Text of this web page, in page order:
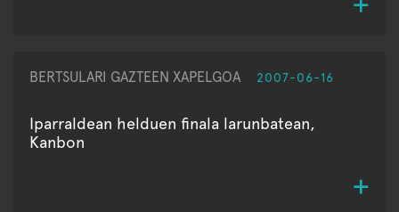
BERTSULARI GAZTEEN XAPELGOA 2007-06-16
Iparraldean helduen finala larunbatean,
Kanbon